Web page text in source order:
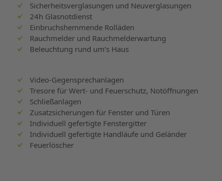
Sicherheitsverglasungen und Neuverglasungen
24h Glasnotdienst
Einbruchshemmende Rolläden
Rauchmelder und Rauchmelderwartung
Beleuchtung rund um’s Haus
Video-Gegensprechanlagen
Tresore für Wert- und Feuerschutz, Notöffnungen
Schließanlagen
Zusatzsicherungen für Fenster und Türen
Individuell gefertigte Fenstergitter
Individuell gefertigte Handläufe und Geländer
Feuerlöscher